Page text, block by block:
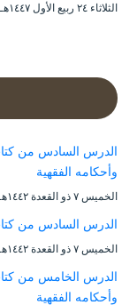
الثلاثاء ۲٤ ربيع الأول ۱٤٤۷هـ ۱٦-۹-۲۰۲۵م
الدرس السادس من
وأحكامه الفقهية
الخميس ۷ ذو القعدة ۱٤٤۲هـ ۱۷-٦-۲۰۲۱م
الدرس السادس من
الخميس ۷ ذو القعدة ۱٤٤۲هـ ۱۷-٦-۲۰۲۱م
الدرس الخامس من
وأحكامه الفقهية